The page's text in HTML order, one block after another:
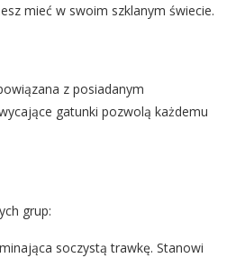
mieć w swoim szklanym świecie.
z posiadanym
gatunki pozwolą każdemu
grup:
soczystą trawkę. Stanowi